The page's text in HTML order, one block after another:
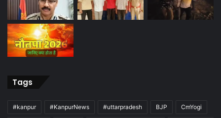
Tags
#kanpur #KanpurNews #uttarpradesh BJP CmYogi